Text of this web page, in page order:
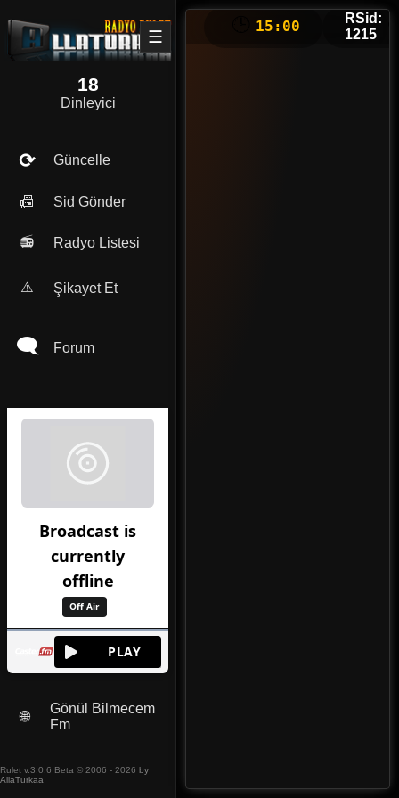
☰
18
Dinleyici
⟳ Güncelle
📠 Sid Gönder
📻 Radyo Listesi
⚠️ Şikayet Et
🗨 Forum
🌐
Gönül Bilmecem
Fm
Rulet v.3.0.6 Beta © 2006 - 2026 by
AllaTurkaa
15:00
RSid:
1215